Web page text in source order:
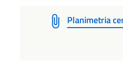
Planimetria